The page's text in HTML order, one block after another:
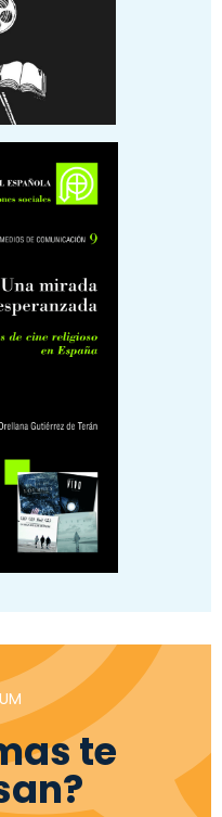
te